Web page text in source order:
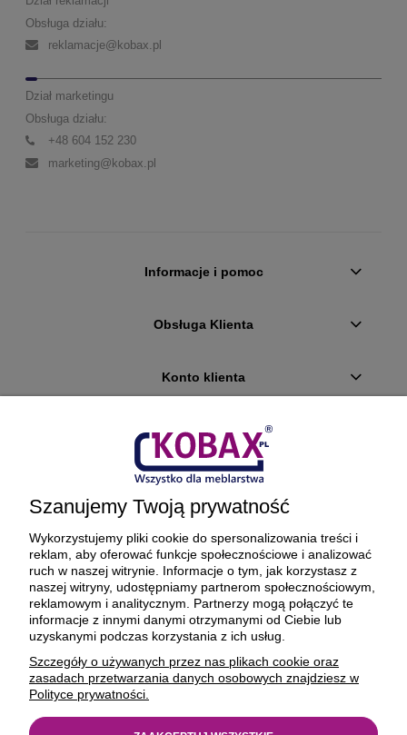
Obsługa działu:
reklamacje@kobax.pl
Dział marketingu
Obsługa działu:
+48 604 152 230
marketing@kobax.pl
Informacje i pomoc
Obsługa Klienta
Konto klienta
Płatności i dostawa
Ciekawostki
O firmie
BEZPIECZNE PŁATNOŚCI ORAZ DOSTAWA
Szanujemy Twoją prywatność
Wykorzystujemy pliki cookie do spersonalizowania treści i
reklam, aby oferować funkcje społecznościowe i analizować
ruch w naszej witrynie. Informacje o tym, jak korzystasz z
naszej witryny, udostępniamy partnerom społecznościowym,
reklamowym i analitycznym. Partnerzy mogą połączyć te
informacje z innymi danymi otrzymanymi od Ciebie lub
uzyskanymi podczas korzystania z ich usług.
Szczegóły o używanych przez nas plikach cookie oraz
zasadach przetwarzania danych osobowych znajdziesz w
Polityce prywatności.